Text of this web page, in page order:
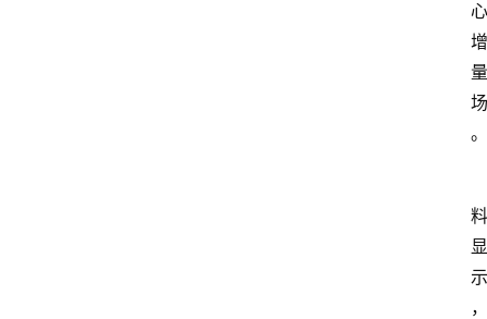
心
增
量
场
。
料
显
示
，